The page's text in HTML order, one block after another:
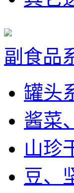
副食品
罐头
酱菜
山珍
豆、